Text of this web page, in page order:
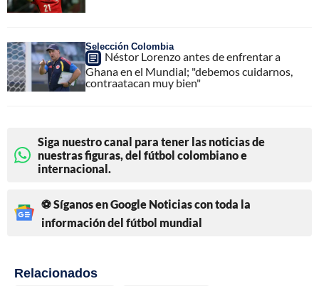
Selección Colombia
Néstor Lorenzo antes de enfrentar a
Ghana en el Mundial; "debemos cuidarnos,
contraatacan muy bien"
Siga nuestro canal para tener las noticias de
nuestras figuras, del fútbol colombiano e
internacional.
⚽ Síganos en Google Noticias con toda la
información del fútbol mundial
Relacionados